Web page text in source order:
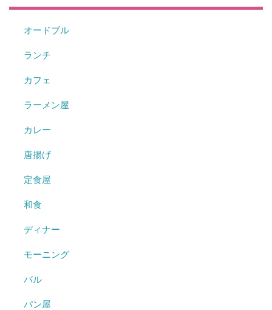
オードブル
ランチ
カフェ
ラーメン屋
カレー
唐揚げ
定食屋
和食
ディナー
モーニング
バル
パン屋